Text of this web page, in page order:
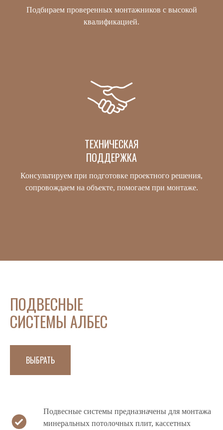
Подбираем проверенных монтажников с высокой
квалификацией.
ТЕХНИЧЕСКАЯ
ПОДДЕРЖКА
Консультируем при подготовке проектного решения,
сопровождаем на объекте, помогаем при монтаже.
ПОДВЕСНЫЕ
СИСТЕМЫ АЛБЕС
ВЫБРАТЬ
Подвесные системы предназначены для монтажа
минеральных потолочных плит, кассетных